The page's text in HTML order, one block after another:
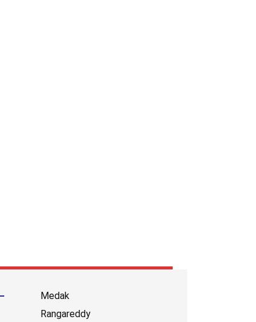
Medak
Rangareddy